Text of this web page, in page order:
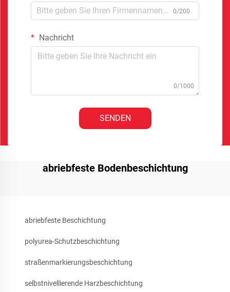
0/200
Nachricht
0/1000
SENDEN
abriebfeste Bodenbeschichtung
abriebfeste Beschichtung
polyurea-Schutzbeschichtung
straßenmarkierungsbeschichtung
selbstnivellierende Harzbeschichtung